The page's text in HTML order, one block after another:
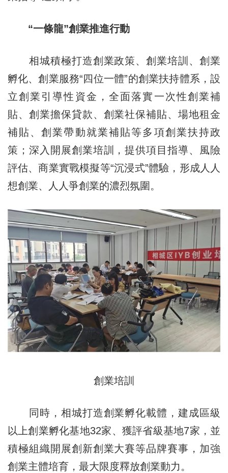
“一條龍”創業推進行動
相城積極打造創業政策、創業培訓、創業
孵化、創業服務“四位一體”的創業扶持體系，設
立創業引導性資金，全面落實一次性創業補
貼、創業擔保貸款、創業社保補貼、場地租金
補貼、創業帶動就業補貼等多項創業扶持政
策；深入開展創業培訓，提供項目指導、風險
評估、商業實戰模擬等“沉浸式”體驗，形成人人
想創業、人人爭創業的濃烈氛圍。
創業培訓
同時，相城打造創業孵化載體，建成區級
以上創業孵化基地32家、獲評省級基地7家，並
積極組織開展創新創業大賽等品牌賽事，加強
創業主體培育，最大限度釋放創業動力。